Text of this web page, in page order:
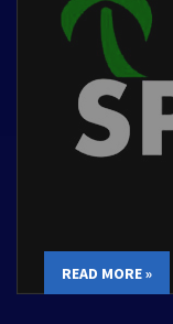
READ MORE »